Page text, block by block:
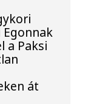
Egonnak
a Paksi
át